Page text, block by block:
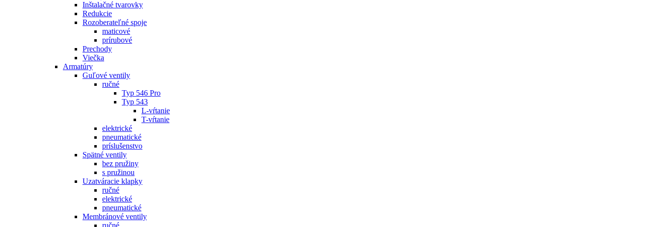
Inštalačné tvarovky
Redukcie
Rozoberateľné spoje
maticové
prírubové
Prechody
Viečka
Armatúry
Guľové ventily
ručné
Typ 546 Pro
Typ 543
L-vŕtanie
T-vŕtanie
elektrické
pneumatické
príslušenstvo
Spätné ventily
bez pružiny
s pružinou
Uzatváracie klapky
ručné
elektrické
pneumatické
Membránové ventily
ručné